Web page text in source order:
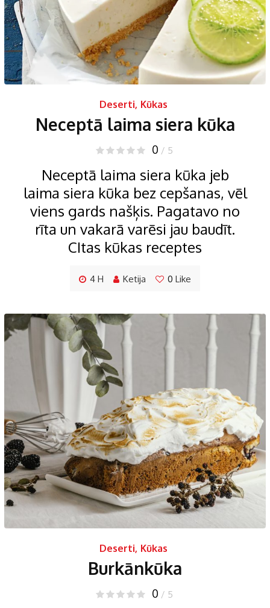
Deserti, Kūkas
Neceptā laima siera kūka
0 / 5
Neceptā laima siera kūka jeb
laima siera kūka bez cepšanas, vēl
viens gards našķis. Pagatavo no
rīta un vakarā varēsi jau baudīt.
CItas kūkas receptes
4 H Ketija 0 Like
Deserti, Kūkas
Burkānkūka
0 / 5